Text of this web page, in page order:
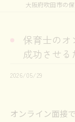
保育士の
成功させ
2026/05/29
オンライン面接